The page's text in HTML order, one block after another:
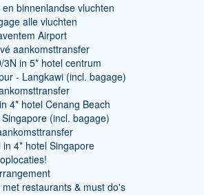
binnenlandse vluchten
alle vluchten
Airport
aankomsttransfer
3N in 5* hotel centrum
- Langkawi (incl. bagage)
4* hotel Cenang Beach
(incl. bagage)
4* hotel Singapore
met restaurants & must do's